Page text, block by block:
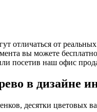
отличаться от
вы можете
посетив наш офис
в дизайне
десятки цветовых